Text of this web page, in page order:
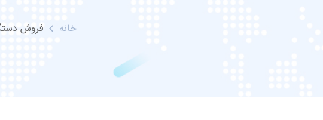
خانه فروش